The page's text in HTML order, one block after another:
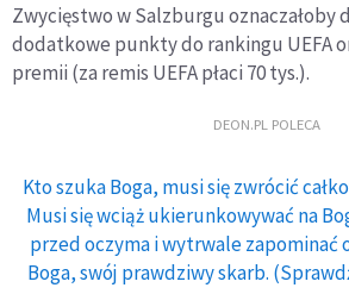
Zwycięstwo w Salzburgu oznaczałoby
dodatkowe punkty do rankingu UEFA
premii (za remis UEFA płaci 70 tys.).
DEON.PL POLECA
Kto szuka Boga, musi się zwrócić
Musi się wciąż ukierunkowywać na
przed oczyma i wytrwale zapominać
Boga, swój prawdziwy skarb.